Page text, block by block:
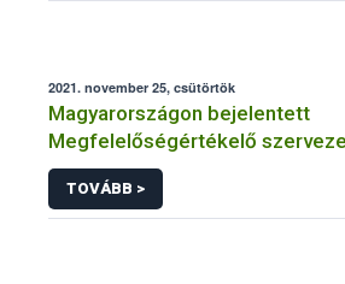
2021. november 25, csütörtök
Magyarországon bejelentett
Megfelelőségértékelő
TOVÁBB >